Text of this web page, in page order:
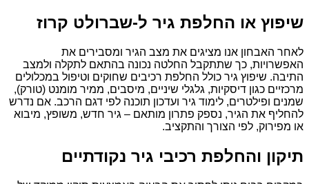
שיפוץ או החלפת גיר ל-שברולט קרוז
לאחר האבחון אנו מציגים את מצב הגיר ומסבירים את
האפשרויות, כך שתתקבל החלטה נכונה בהתאם לתקלה ולמצב
התיבה. שיפוץ גיר כולל החלפת רכיבים שחוקים וטיפול במכלולים
מרכזיים כגון דיסקיות, גלגלי שיניים, מיסבים, ממיר מומנט (טורק),
שמנים ופילטרים, לימוד גיר ועדכון תוכנה לפי דגם הרכב. אם נדרש
להחליף את הגיר, נספק פתרון מותאם – גיר חדש, משופץ, מיבוא
או מפירוק, לפי הצורך והתקציב.
תיקון והחלפת רכיבי גיר נקודתיים